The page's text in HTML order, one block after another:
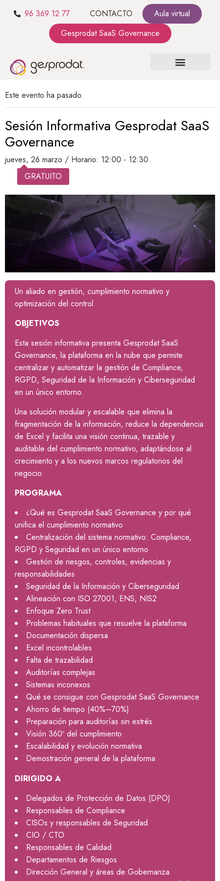
96 369 12 77 CONTACTO
Aula virtual
Gesprodat SaaS Governance
Este evento ha pasado.
Sesión Informativa Gesprodat SaaS
Governance
jueves, 26 marzo / Horario: 12:00 - 12:30
GRATUITO
Un aliado en gestión, cumplimiento normativo y
optimización del control
OBJETIVOS
Esta sesión informativa presenta Gesprodat SaaS
Governance, la plataforma en la nube que permite
centralizar y automatizar la gestión de Compliance,
RGPD, Seguridad de la Información y Ciberseguridad
en un único entorno.
Una solución modular y escalable que elimina la
fragmentación de la información, reduce la dependencia
de Excel y facilita una visión continua, trazable y
auditable del cumplimiento normativo, adaptándose al
crecimiento y a los nuevos marcos regulatorios del
negocio.
PROGRAMA
¿Qué es Gesprodat SaaS Governance y por qué
unifica el cumplimiento normativo
Centralización del sistema normativo: Compliance,
RGPD y Seguridad en un único entorno
Gestión de riesgos, controles, evidencias y
responsabilidades
Seguridad de la Información y Ciberseguridad
Alineación con ISO 27001, ENS, NIS2
Enfoque Zero Trust
Problemas habituales que resuelve la plataforma
Documentación dispersa
Excel incontrolables
Falta de trazabilidad
Auditorías complejas
Sistemas inconexos
Qué se consigue con Gesprodat SaaS Governance
Ahorro de tiempo (40%–70%)
Preparación para auditorías sin estrés
Visión 360º del cumplimiento
Escalabilidad y evolución normativa
Demostración general de la plataforma
DIRIGIDO A
Delegados de Protección de Datos (DPO)
Responsables de Compliance
CISOs y responsables de Seguridad
CIO / CTO
Responsables de Calidad
Departamentos de Riesgos
Dirección General y áreas de Gobernanza